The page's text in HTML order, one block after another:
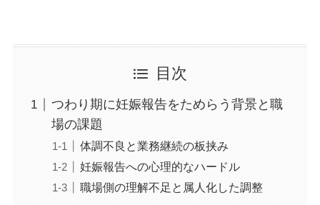
目次
つわり期に妊娠報告をためらう背景と職
場の課題
体調不良と業務継続の板挟み
妊娠報告への心理的なハードル
職場側の理解不足と属人化した調整